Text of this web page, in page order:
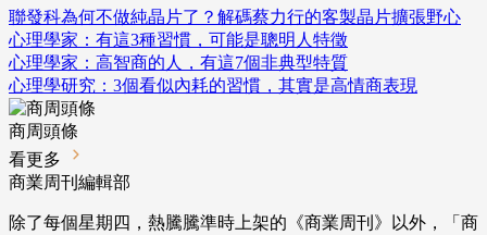
聯發科為何不做純晶片了？解碼蔡力行的客製晶片擴張野心
心理學家：有這3種習慣，可能是聰明人特徵
心理學家：高智商的人，有這7個非典型特質
心理學研究：3個看似內耗的習慣，其實是高情商表現
商周頭條
看更多
商業周刊編輯部
除了每個星期四，熱騰騰準時上架的《商業周刊》以外，「商